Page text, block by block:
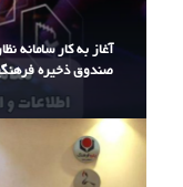
آغاز به کار سامانه
صندوق ذخیره